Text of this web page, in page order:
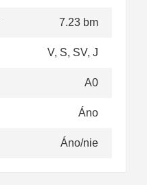
7.23 bm
V, S, SV, J
A0
Áno
Áno/nie